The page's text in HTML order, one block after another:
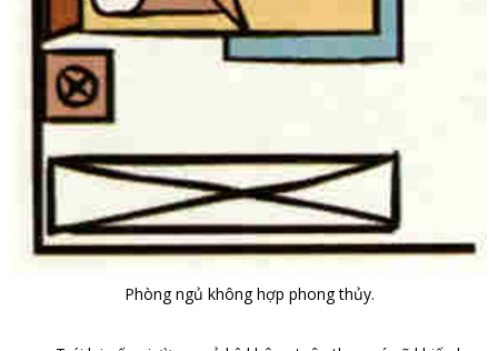
Phòng ngủ không hợp phong thủy.